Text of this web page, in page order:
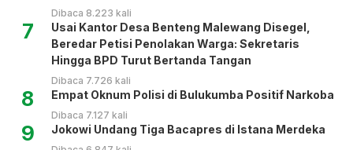
Dibaca 8.223 kali
7
Usai Kantor Desa Benteng Malewang Disegel,
Beredar Petisi Penolakan Warga: Sekretaris
Hingga BPD Turut Bertanda Tangan
Dibaca 7.726 kali
8 Empat Oknum Polisi di Bulukumba Positif Narkoba
Dibaca 7.127 kali
9 Jokowi Undang Tiga Bacapres di Istana Merdeka